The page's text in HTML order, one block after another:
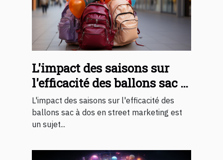
L'impact des saisons sur
l'efficacité des ballons sac à
dos en street marketing
L'impact des saisons sur l'efficacité des
ballons sac à dos en street marketing est
un sujet...